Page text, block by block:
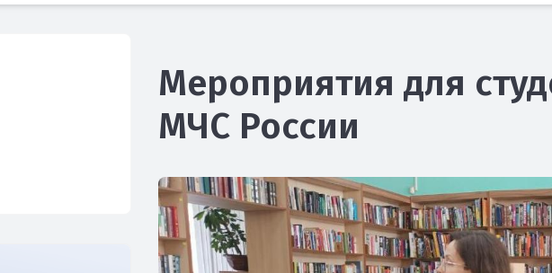
Мероприятия для
МЧС России